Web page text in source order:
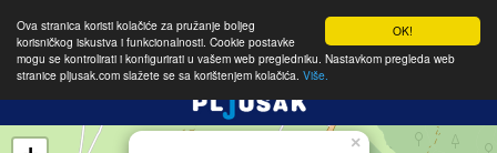
OK!
Ova stranica koristi kolačiće za pružanje boljeg
korisničkog iskustva i funkcionalnosti. Cookie postavke
mogu se kontrolirati i konfigurirati u vašem web pregledniku. Nastavkom pregleda web
stranice pljusak.com slažete se sa korištenjem kolačića. Više.
×